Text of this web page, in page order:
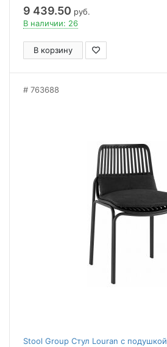
9 439.50 руб.
В наличии: 26
В корзину
763688
Stool Group Стул Louran с подушкой